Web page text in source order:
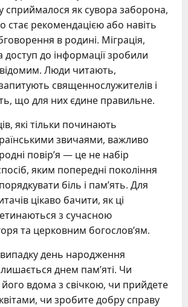
сприймалося як сувора заборона,
стає рекомендацією або навіть
в родині. Міграція,
доступ до інформації зробили
Люди читають,
священнослужителів і
що для них єдине правильне.
які тільки починають
звичаями, важливо
повір’я — це не набір
яким попередні покоління
біль і пам’ять. Для
цікаво бачити, як ці
з сучасною
та церковним богослов’ям.
день народження
днем пам’яті. Чи
вдома з свічкою, чи прийдете
чи зробите добру справу